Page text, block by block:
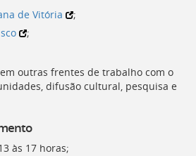
de Vitória
;
;
outras frentes de trabalho com o
difusão cultural, pesquisa e
às 17 horas;